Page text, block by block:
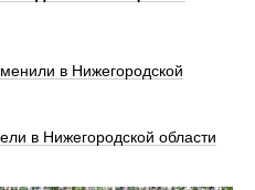
в Нижегородской
в Нижегородской области